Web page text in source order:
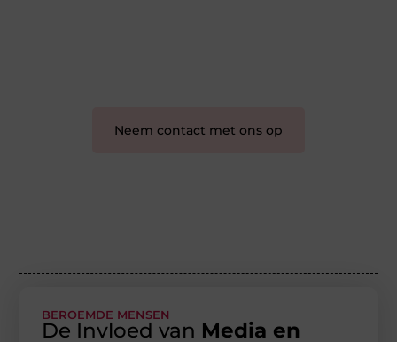
Neem contact met ons op
BEROEMDE MENSEN
De Invloed van Media en